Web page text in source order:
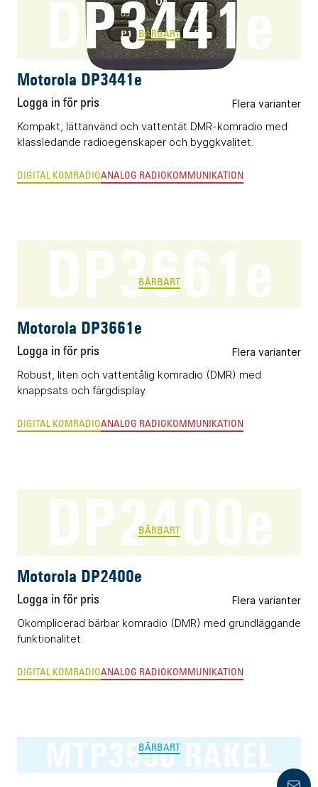
DP3441e
BÄRBART
Motorola DP3441e
Logga in för pris Flera varianter
Kompakt, lättanvänd och vattentät DMR-komradio med
klassledande radioegenskaper och byggkvalitet.
DIGITAL KOMRADIOANALOG RADIOKOMMUNIKATION
DP3661e
BÄRBART
Motorola DP3661e
Logga in för pris Flera varianter
Robust, liten och vattentålig komradio (DMR) med
knappsats och färgdisplay.
DIGITAL KOMRADIOANALOG RADIOKOMMUNIKATION
DP2400e
BÄRBART
Motorola DP2400e
Logga in för pris Flera varianter
Okomplicerad bärbar komradio (DMR) med grundläggande
funktionalitet.
DIGITAL KOMRADIOANALOG RADIOKOMMUNIKATION
MTP3550 RAKEL
BÄRBART